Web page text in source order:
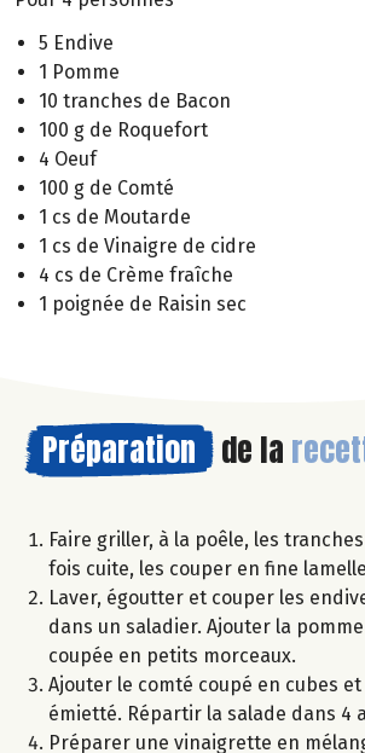
5 Endive
1 Pomme
10 tranches de Bacon
100 g de Roquefort
4 Oeuf
100 g de Comté
1 cs de Moutarde
1 cs de Vinaigre de cidre
4 cs de Crème fraîche
1 poignée de Raisin sec
Préparation de la
Faire griller, à la poêle, les
fois cuite, les couper en fine
Laver, égoutter et couper les
dans un saladier. Ajouter la
coupée en petits morceaux.
Ajouter le comté coupé en cubes
émietté. Répartir la salade dans 4
Préparer une vinaigrette en